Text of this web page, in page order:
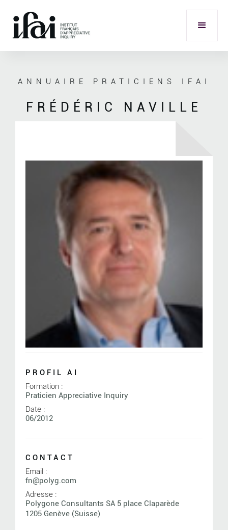
ANNUAIRE PRATICIENS IFAI
FRÉDÉRIC NAVILLE
PROFIL AI
Formation :
Praticien Appreciative Inquiry
Date :
06/2012
CONTACT
Email :
fn@polyg.com
Adresse :
Polygone Consultants SA 5 place Claparède
1205 Genève (Suisse)